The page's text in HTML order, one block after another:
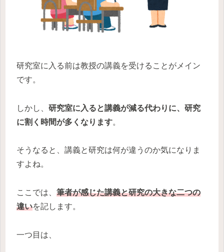
研究室に入る前は教授の講義を受けることがメイン
です。
しかし、 研究室に入ると講義が減る代わりに、研究
に割く時間が多くなります。
そうなると、講義と研究は何が違うのか気になりま
すよね。
ここでは、 筆者が感じた講義と研究の大きな二つの
違いを記します。
一つ目は、